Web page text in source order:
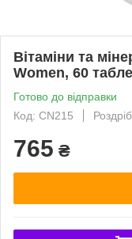
Вітаміни та
Women, 60
Готово до відправки
Код: CN215
Роздріб
765 ₴